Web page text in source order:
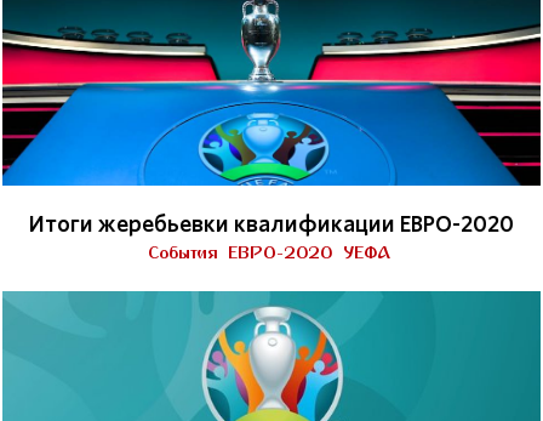
Итоги жеребьевки квалификации ЕВРО-2020
События ЕВРО-2020 УЕФА